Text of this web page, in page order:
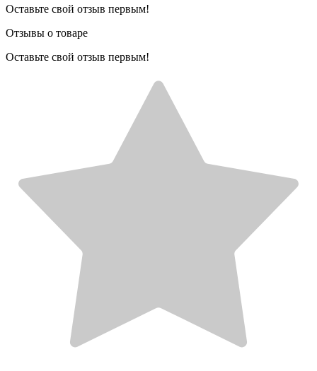
Оставьте свой отзыв первым!
Отзывы о товаре
Оставьте свой отзыв первым!